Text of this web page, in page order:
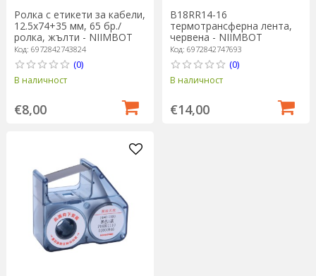
Ролка с етикети за кабели,
12.5x74+35 мм, 65 бр./
ролка, жълти - NIIMBOT
Код: 6972842743824
(0)
В наличност
€8,00
B18RR14-16
термотрансферна лента,
червена - NIIMBOT
Код: 6972842747693
(0)
В наличност
€14,00